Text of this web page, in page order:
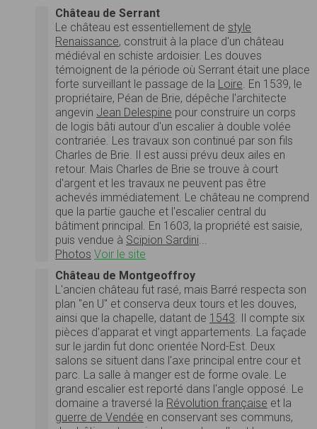
Château de Serrant
Le château est essentiellement de style
Renaissance, construit à la place d'un château
médiéval en schiste ardoisier. Les douves
témoignent de la période où Serrant était une place
forte surveillant le passage de la Loire. En 1539, le
propriétaire, Péan de Brie, dépêche l'architecte
angevin Jean Delespine pour construire un corps
de logis bâti autour d'un escalier à double volée
contrariée. Les travaux son continué par son fils
Charles de Brie. Il est aussi prévu deux ailes en
retour. Mais Charles de Brie se trouve à court
d'argent et les travaux ne peuvent pas être
achevés immédiatement. Le château ne comprend
que la partie gauche et l'escalier central du
bâtiment principal. En 1603, la propriété est saisie,
puis vendue à Scipion Sardini...
Photos Voir le site
Château de Montgeoffroy
L'ancien château fut rasé, mais Barré respecta son
plan "en U" et conserva deux tours et les douves,
ainsi que la chapelle, datant de 1543. Il compte six
pièces d'apparat et vingt appartements. La façade
sur le jardin fut donc orientée Nord-Est. Deux
salons se situent dans l'axe principal entre cour et
parc. La salle à manger est de forme ovale. Le
grand escalier est reporté dans l'angle opposé. Le
domaine a traversé la Révolution française et la
guerre de Vendée en conservant ses communs,